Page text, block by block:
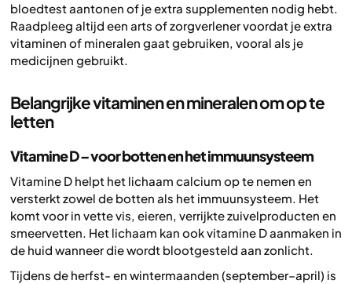
bloedtest aantonen of je extra supplementen nodig hebt.
Raadpleeg altijd een arts of zorgverlener voordat je extra
vitaminen of mineralen gaat gebruiken, vooral als je
medicijnen gebruikt.
Belangrijke vitaminen en mineralen om op te
letten
Vitamine D – voor botten en het immuunsysteem
Vitamine D helpt het lichaam calcium op te nemen en
versterkt zowel de botten als het immuunsysteem. Het
komt voor in vette vis, eieren, verrijkte zuivelproducten en
smeervetten. Het lichaam kan ook vitamine D aanmaken in
de huid wanneer die wordt blootgesteld aan zonlicht.
Tijdens de herfst- en wintermaanden (september–april) is